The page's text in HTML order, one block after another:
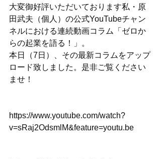
大変御好評いただいております私・原
田武夫（個人）の公式YouTubeチャン
ネルにおける連続動画コラム「ゼロか
らの起業を語る！」。
本日（7日）、その最新コラムをアップ
ロード致しました。是非ご覧ください
ませ！
https://www.youtube.com/watch?
v=sRaj2OdsmlM&feature=youtu.be